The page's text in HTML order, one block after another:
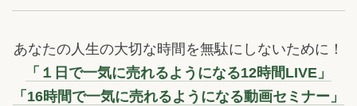
あなたの人生の大切な時間を無駄にしないために！
「１日で一気に売れるようになる12時間LIVE」
「16時間で一気に売れるようになる動画セミナー」